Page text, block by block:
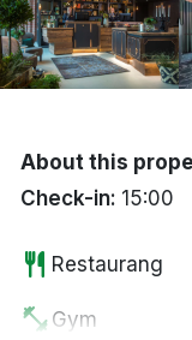
Bergen
About this
Check-in: 15:00
restaurant Restaurang
fitness_center Gym